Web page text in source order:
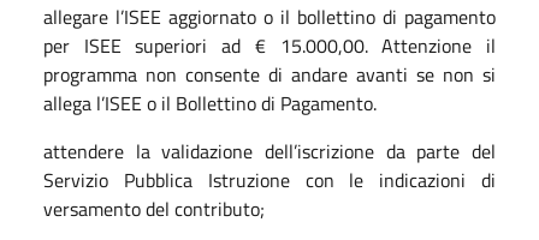
allegare l’ISEE aggiornato o il bollettino di pagamento
per ISEE superiori ad € 15.000,00. Attenzione il
programma non consente di andare avanti se non si
allega l’ISEE o il Bollettino di Pagamento.
attendere la validazione dell’iscrizione da parte del
Servizio Pubblica Istruzione con le indicazioni di
versamento del contributo;